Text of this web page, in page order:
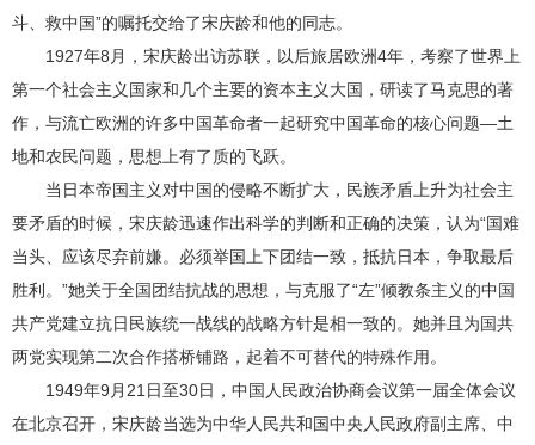
斗、救中国”的嘱托交给了宋庆龄和他的同志。
1927年8月，宋庆龄出访苏联，以后旅居欧洲4年，考察了世界上
第一个社会主义国家和几个主要的资本主义大国，研读了马克思的著
作，与流亡欧洲的许多中国革命者一起研究中国革命的核心问题—土
地和农民问题，思想上有了质的飞跃。
当日本帝国主义对中国的侵略不断扩大，民族矛盾上升为社会主
要矛盾的时候，宋庆龄迅速作出科学的判断和正确的决策，认为“国难
当头、应该尽弃前嫌。必须举国上下团结一致，抵抗日本，争取最后
胜利。”她关于全国团结抗战的思想，与克服了“左”倾教条主义的中国
共产党建立抗日民族统一战线的战略方针是相一致的。她并且为国共
两党实现第二次合作搭桥铺路，起着不可替代的特殊作用。
1949年9月21日至30日，中国人民政治协商会议第一届全体会议
在北京召开，宋庆龄当选为中华人民共和国中央人民政府副主席、中